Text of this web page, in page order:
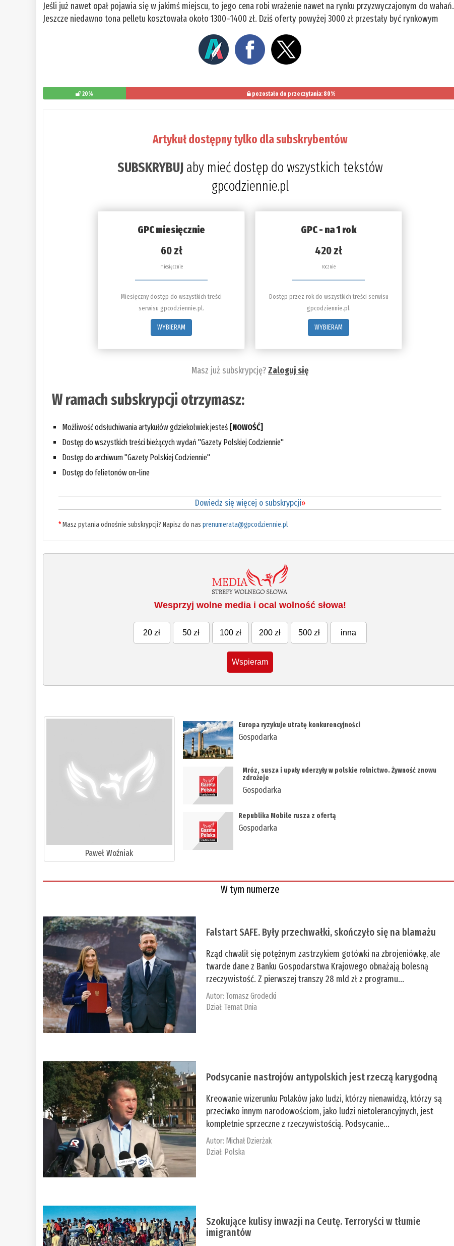
Jeśli już nawet opał pojawia się w jakimś miejscu, to jego cena robi wrażenie nawet na rynku przyzwyczajonym do wahań.
Jeszcze niedawno tona pelletu kosztowała około 1300–1400 zł. Dziś oferty powyżej 3000 zł przestały być rynkowym
20% pozostało do przeczytania: 80%
Artykuł dostępny tylko dla subskrybentów
SUBSKRYBUJaby mieć dostęp do wszystkich tekstów
gpcodziennie.pl
GPC miesięcznie
60 zł
miesięcznie
Miesięczny dostęp do wszystkich treści
serwisu gpcodziennie.pl.
WYBIERAM
GPC - na 1 rok
420 zł
rocznie
Dostęp przez rok do wszystkich treści serwisu
gpcodziennie.pl.
WYBIERAM
Masz już subskrypcję?Zaloguj się
W ramach subskrypcji otrzymasz:
Możliwość odsłuchiwania artykułów gdziekolwiek jesteś [NOWOŚĆ]
Dostęp do wszystkich treści bieżących wydań "Gazety Polskiej Codziennie"
Dostęp do archiwum "Gazety Polskiej Codziennie"
Dostęp do felietonów on-line
Dowiedz się więcej o subskrypcji»
*Masz pytania odnośnie subskrypcji? Napisz do nasprenumerata@gpcodziennie.pl
Wesprzyj wolne media i ocal wolność słowa!
20 zł 50 zł 100 zł 200 zł 500 zł inna
Wspieram
Paweł Woźniak
Europa ryzykuje utratę konkurencyjności
Gospodarka
Mróz, susza i upały uderzyły w polskie rolnictwo. Żywność znowu
zdrożeje
Gospodarka
Republika Mobile rusza z ofertą
Gospodarka
W tym numerze
Falstart SAFE. Były przechwałki, skończyło się na blamażu
Rząd chwalił się potężnym zastrzykiem gotówki na zbrojeniówkę, ale
twarde dane z Banku Gospodarstwa Krajowego obnażają bolesną
rzeczywistość. Z pierwszej transzy 28 mld zł z programu...
Autor:Tomasz Grodecki
Dział:Temat Dnia
Podsycanie nastrojów antypolskich jest rzeczą karygodną
Kreowanie wizerunku Polaków jako ludzi, którzy nienawidzą, którzy są
przeciwko innym narodowościom, jako ludzi nietolerancyjnych, jest
kompletnie sprzeczne z rzeczywistością. Podsycanie...
Autor: Michał Dzierżak
Dział: Polska
Szokujące kulisy inwazji na Ceutę. Terroryści w tłumie
imigrantów